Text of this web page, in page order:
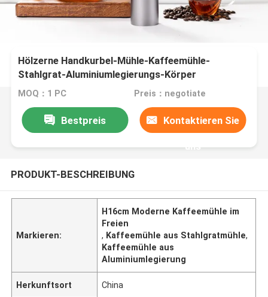
Hölzerne Handkurbel-Mühle-Kaffeemühle-
Stahlgrat-Aluminiumlegierungs-Körper
MOQ：1 PC Preis：negotiate
Bestpreis Kontaktieren Sie
uns
PRODUKT-BESCHREIBUNG
Markieren:
H16cm Moderne Kaffeemühle im
Freien
, Kaffeemühle aus Stahlgratmühle,
Kaffeemühle aus
Aluminiumlegierung
Herkunftsort China